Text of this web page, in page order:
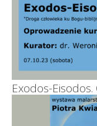
Exodos-